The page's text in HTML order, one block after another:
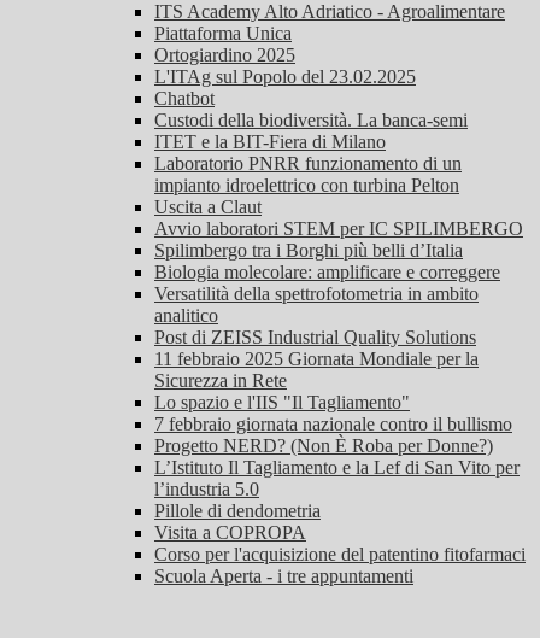
ITS Academy Alto Adriatico - Agroalimentare
Piattaforma Unica
Ortogiardino 2025
L'ITAg sul Popolo del 23.02.2025
Chatbot
Custodi della biodiversità. La banca-semi
ITET e la BIT-Fiera di Milano
Laboratorio PNRR funzionamento di un
impianto idroelettrico con turbina Pelton
Uscita a Claut
Avvio laboratori STEM per IC SPILIMBERGO
Spilimbergo tra i Borghi più belli d’Italia
Biologia molecolare: amplificare e correggere
Versatilità della spettrofotometria in ambito
analitico
Post di ZEISS Industrial Quality Solutions
11 febbraio 2025 Giornata Mondiale per la
Sicurezza in Rete
Lo spazio e l'IIS "Il Tagliamento"
7 febbraio giornata nazionale contro il bullismo
Progetto NERD? (Non È Roba per Donne?)
L’Istituto Il Tagliamento e la Lef di San Vito per
l’industria 5.0
Pillole di dendometria
Visita a COPROPA
Corso per l'acquisizione del patentino fitofarmaci
Scuola Aperta - i tre appuntamenti